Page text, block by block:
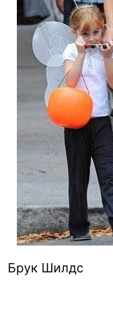
Брук Шилдс